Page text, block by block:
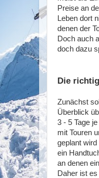
Preise an
Leben dort
denen der
Doch auch
doch dazu
Die
Zunächst
Überblick
3 - 5 Tage
mit Touren
geplant wird
ein
an denen
Daher ist